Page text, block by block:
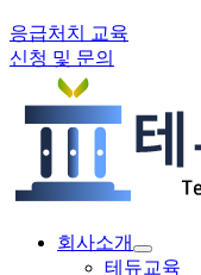
응급처치 교육
신청 및 문의
회사소개
테듀교육